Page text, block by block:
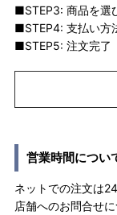
■STEP3: 商品を選
■STEP4: 支払い方
■STEP5: 注文完了
営業時間につい
ネットでの注文は
店舗へのお問合せ